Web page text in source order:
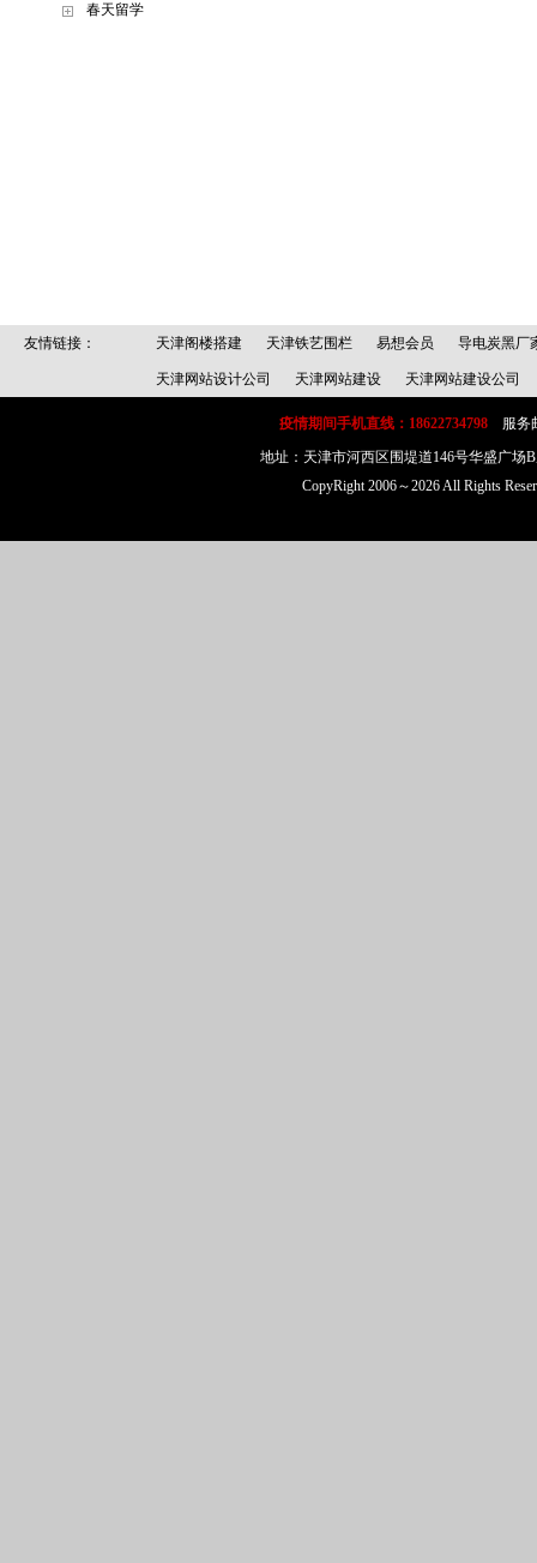
春天留学
友情链接： 天津阁楼搭建 天津铁艺围栏 易想会员 导电炭黑厂
天津网站设计公司 天津网站建设 天津网站建设公司
疫情期间手机直线：18622734798 服务
地址：天津市河西区围堤道146号华盛广
CopyRight 2006～2026 All Rights